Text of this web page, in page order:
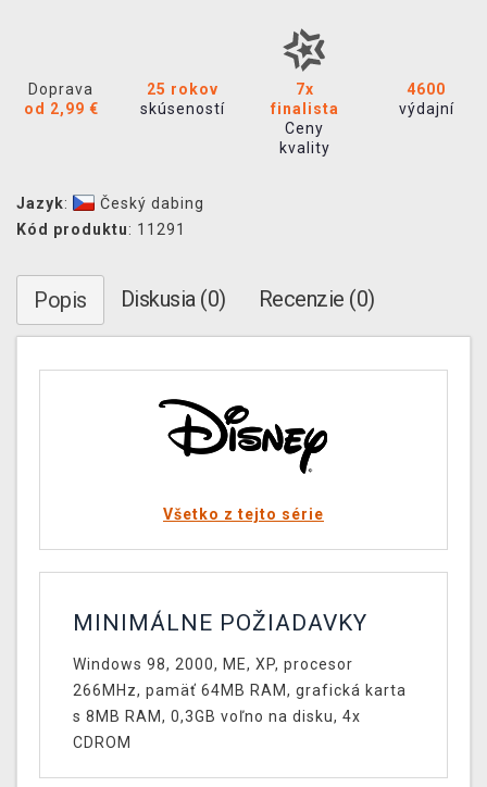
Doprava
od 2,99 €
25 rokov
skúseností
7x
finalista
Ceny
kvality
4600
výdajní
Jazyk:
Český dabing
Kód produktu: 11291
Popis Diskusia (0) Recenzie (0)
Všetko z tejto série
MINIMÁLNE POŽIADAVKY
Windows 98, 2000, ME, XP, procesor
266MHz, pamäť 64MB RAM, grafická karta
s 8MB RAM, 0,3GB voľno na disku, 4x
CDROM